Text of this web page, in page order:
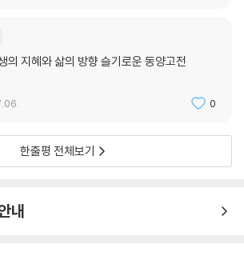
의 지혜와 삶의 방향 슬기로운 동양고전
0
한줄평 전체보기
내